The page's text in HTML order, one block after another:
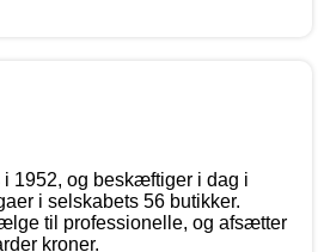
i 1952, og beskæftiger i dag i
i selskabets 56 butikker.
til professionelle, og afsætter
kroner.